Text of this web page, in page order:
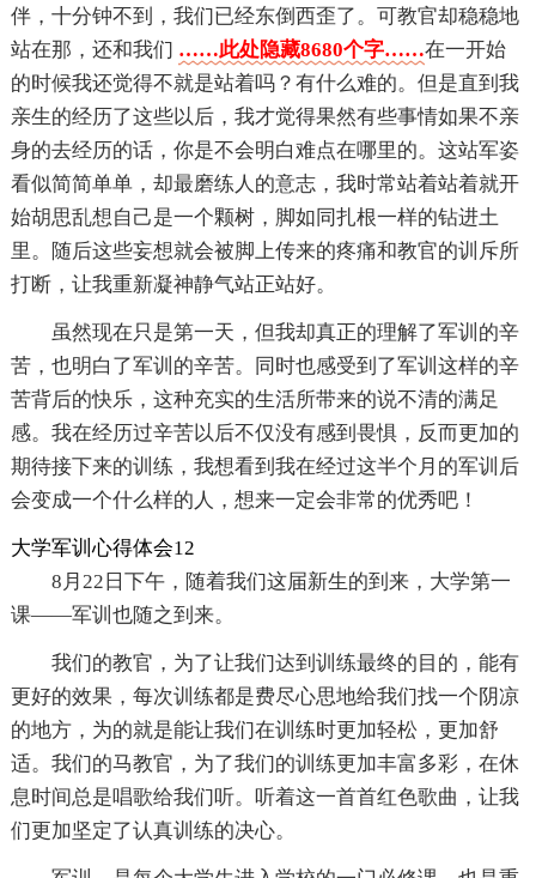
伴，十分钟不到，我们已经东倒西歪了。可教官却稳稳地
站在那，还和我们 ……此处隐藏8680个字……在一开始
的时候我还觉得不就是站着吗？有什么难的。但是直到我
亲生的经历了这些以后，我才觉得果然有些事情如果不亲
身的去经历的话，你是不会明白难点在哪里的。这站军姿
看似简简单单，却最磨练人的意志，我时常站着站着就开
始胡思乱想自己是一个颗树，脚如同扎根一样的钻进土
里。随后这些妄想就会被脚上传来的疼痛和教官的训斥所
打断，让我重新凝神静气站正站好。
虽然现在只是第一天，但我却真正的理解了军训的辛
苦，也明白了军训的辛苦。同时也感受到了军训这样的辛
苦背后的快乐，这种充实的生活所带来的说不清的满足
感。我在经历过辛苦以后不仅没有感到畏惧，反而更加的
期待接下来的训练，我想看到我在经过这半个月的军训后
会变成一个什么样的人，想来一定会非常的优秀吧！
大学军训心得体会12
8月22日下午，随着我们这届新生的到来，大学第一
课——军训也随之到来。
我们的教官，为了让我们达到训练最终的目的，能有
更好的效果，每次训练都是费尽心思地给我们找一个阴凉
的地方，为的就是能让我们在训练时更加轻松，更加舒
适。我们的马教官，为了我们的训练更加丰富多彩，在休
息时间总是唱歌给我们听。听着这一首首红色歌曲，让我
们更加坚定了认真训练的决心。